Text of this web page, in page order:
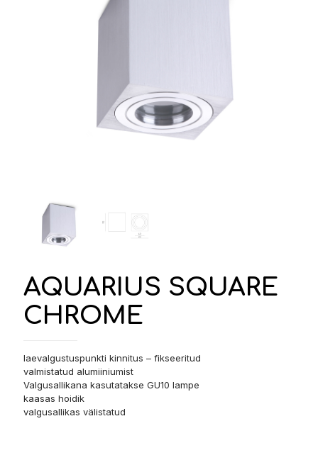
AQUARIUS SQUARE
CHROME
laevalgustuspunkti kinnitus – fikseeritud
valmistatud alumiiniumist
Valgusallikana kasutatakse GU10 lampe
kaasas hoidik
valgusallikas välistatud